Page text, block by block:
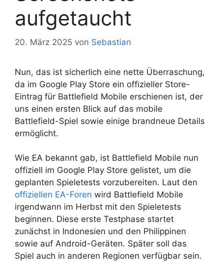
aufgetaucht
20. März 2025 von Sebastian
Nun, das ist sicherlich eine nette Überraschung,
da im Google Play Store ein offizieller Store-
Eintrag für Battlefield Mobile erschienen ist, der
uns einen ersten Blick auf das mobile
Battlefield-Spiel sowie einige brandneue Details
ermöglicht.
Wie EA bekannt gab, ist Battlefield Mobile nun
offiziell im Google Play Store gelistet, um die
geplanten Spieletests vorzubereiten. Laut den
offiziellen EA-Foren wird Battlefield Mobile
irgendwann im Herbst mit den Spieletests
beginnen. Diese erste Testphase startet
zunächst in Indonesien und den Philippinen
sowie auf Android-Geräten. Später soll das
Spiel auch in anderen Regionen verfügbar sein.